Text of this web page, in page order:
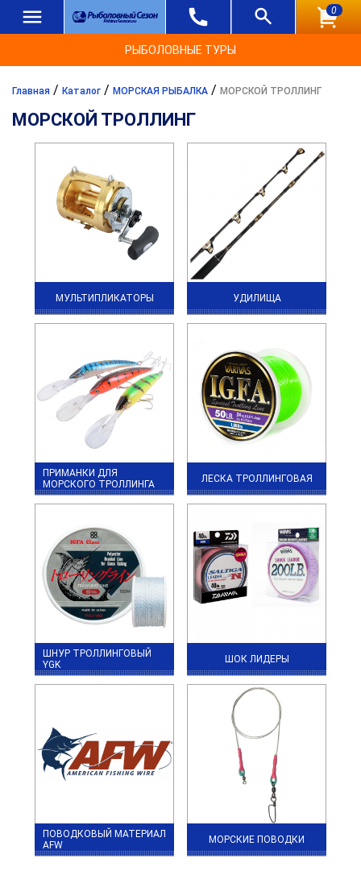
0
РЫБОЛОВНЫЕ ТУРЫ
Главная / Каталог / МОРСКАЯ РЫБАЛКА / МОРСКОЙ ТРОЛЛИНГ
МОРСКОЙ ТРОЛЛИНГ
МУЛЬТИПЛИКАТОРЫ УДИЛИЩА
ПРИМАНКИ ДЛЯ
МОРСКОГО ТРОЛЛИНГА
ЛЕСКА ТРОЛЛИНГОВАЯ
ШНУР ТРОЛЛИНГОВЫЙ
YGK
ШОК ЛИДЕРЫ
ПОВОДКОВЫЙ МАТЕРИАЛ
AFW
МОРСКИЕ ПОВОДКИ